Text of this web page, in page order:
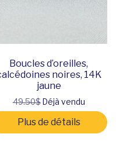
Boucles d’oreilles,
noires, 14K
jaune
49.50$Déjà vendu
Plus de détails